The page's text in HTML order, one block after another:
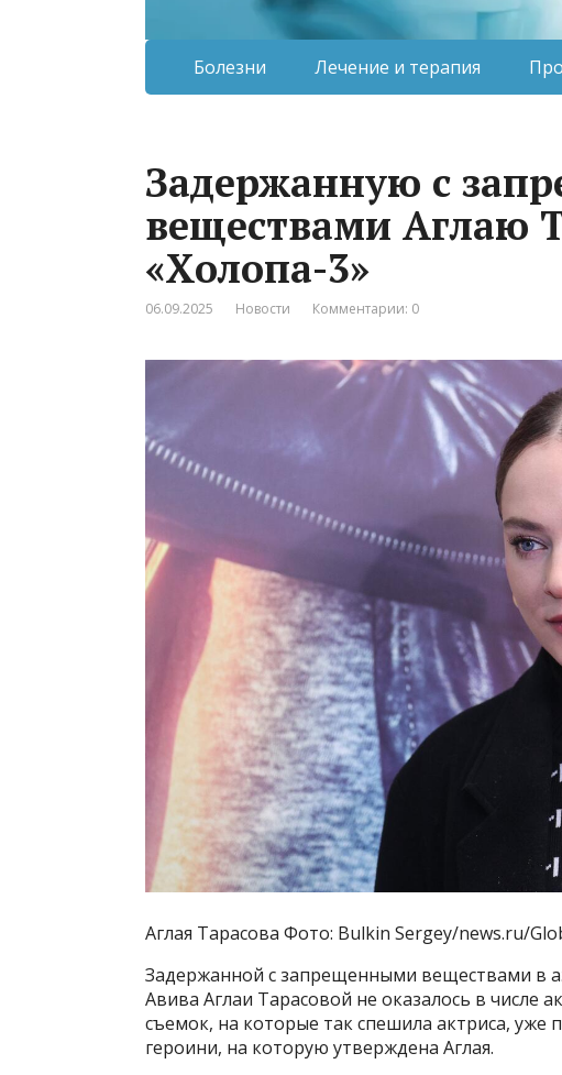
Болезни Лечение и терапия
Задержанную с
веществами Аглаю
«Холопа-3»
06.09.2025 Новости Комментарии: 0
Аглая Тарасова Фото: Bulkin Sergey/news.ru/
Задержанной с запрещенными веществами в
Авива Аглаи Тарасовой не оказалось в числе
съемок, на которые так спешила актриса, уже
героини, на которую утверждена Аглая.